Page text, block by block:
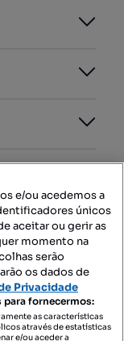
e/ou acedemos a
únicos
aceitar ou gerir as
momento na
serão
os dados de
Privacidade
para fornecermos:
as características
através de estatísticas
e/ou aceder a